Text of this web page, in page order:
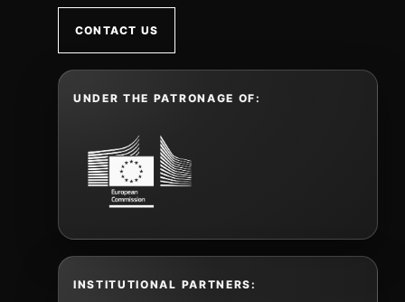
CONTACT US
UNDER THE PATRONAGE OF:
INSTITUTIONAL PARTNERS: